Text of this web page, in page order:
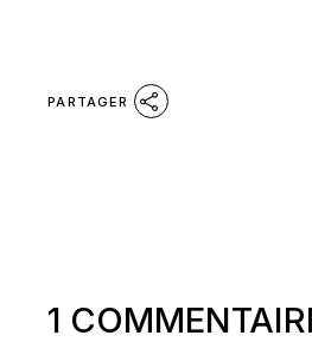
PARTAGER
1